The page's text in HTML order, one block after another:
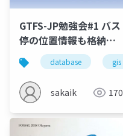
GTFS-JP勉強会#1 バス
停の位置情報も格納で
きる！ MySQL 8.0 の紹
介
database gis
sakaik 170